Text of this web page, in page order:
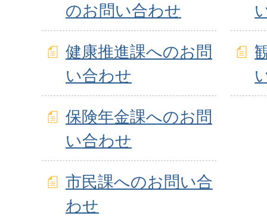
のお問い合わせ
健康推進課へのお問
い合わせ
保険年金課へのお問
い合わせ
市民課へのお問い合
わせ